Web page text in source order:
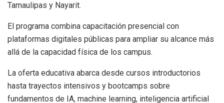
Tamaulipas y Nayarit.
El programa combina capacitación presencial con
plataformas digitales públicas para ampliar su alcance más
allá de la capacidad física de los campus.
La oferta educativa abarca desde cursos introductorios
hasta trayectos intensivos y bootcamps sobre
fundamentos de IA, machine learning, inteligencia artificial